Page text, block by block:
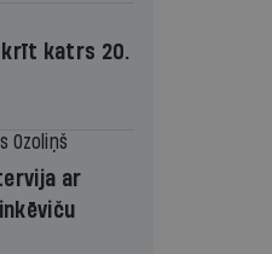
katrs 20.
Ozoliņš
ar